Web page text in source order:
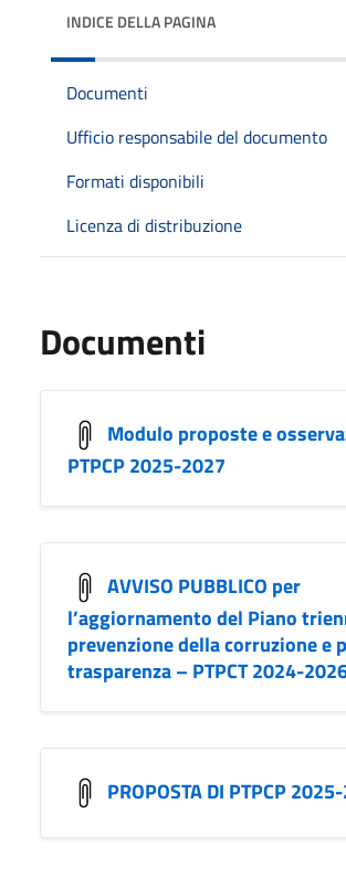
INDICE DELLA PAGINA
Documenti
Ufficio responsabile del documento
Formati disponibili
Licenza di distribuzione
Documenti
Modulo proposte e
PTPCP 2025-2027
AVVISO PUBBLICO per
l’aggiornamento del Piano
prevenzione della corruzione e
trasparenza – PTPCT 2024-
PROPOSTA DI PTPCP